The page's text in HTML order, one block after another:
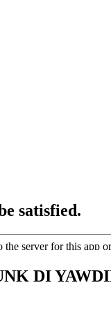
DI